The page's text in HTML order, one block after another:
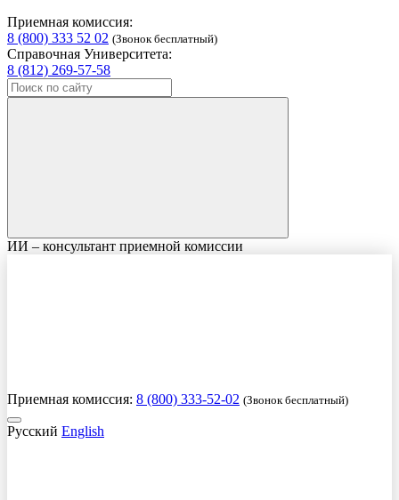
Приемная комиссия:
8 (800) 333 52 02 (Звонок бесплатный)
Справочная Университета:
8 (812) 269-57-58
ИИ – консультант приемной комиссии
Приемная комиссия: 8 (800) 333-52-02 (Звонок бесплатный)
Русский English